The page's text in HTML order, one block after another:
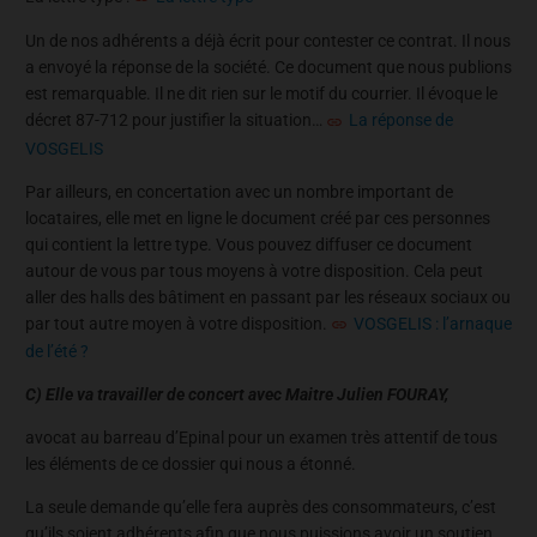
Un de nos adhérents a déjà écrit pour contester ce contrat. Il nous
a envoyé la réponse de la société. Ce document que nous publions
est remarquable. Il ne dit rien sur le motif du courrier. Il évoque le
décret 87-712 pour justifier la situation…
La réponse de
VOSGELIS
Par ailleurs, en concertation avec un nombre important de
locataires, elle met en ligne le document créé par ces personnes
qui contient la lettre type. Vous pouvez diffuser ce document
autour de vous par tous moyens à votre disposition. Cela peut
aller des halls des bâtiment en passant par les réseaux sociaux ou
par tout autre moyen à votre disposition.
VOSGELIS : l’arnaque
de l’été ?
C) Elle va travailler de concert avec Maitre Julien FOURAY,
avocat au barreau d’Epinal pour un examen très attentif de tous
les éléments de ce dossier qui nous a étonné.
La seule demande qu’elle fera auprès des consommateurs, c’est